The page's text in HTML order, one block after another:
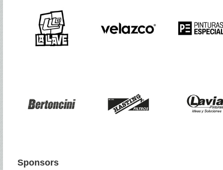
Sponsors